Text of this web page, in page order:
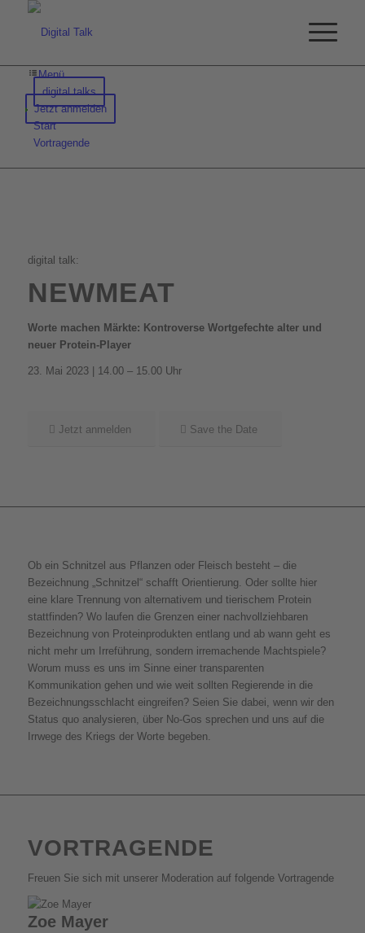
Menü
digital talks
Jetzt anmelden
Start
Vortragende
digital talk:
NEWMEAT
Worte machen Märkte: Kontroverse Wortgefechte alter und
neuer Protein-Player
23. Mai 2023 | 14.00 – 15.00 Uhr
Jetzt anmelden Save the Date
Ob ein Schnitzel aus Pflanzen oder Fleisch besteht – die
Bezeichnung „Schnitzel“ schafft Orientierung. Oder sollte hier
eine klare Trennung von alternativem und tierischem Protein
stattfinden? Wo laufen die Grenzen einer nachvollziehbaren
Bezeichnung von Proteinprodukten entlang und ab wann geht es
nicht mehr um Irreführung, sondern irremachende Machtspiele?
Worum muss es uns im Sinne einer transparenten
Kommunikation gehen und wie weit sollten Regierende in die
Bezeichnungsschlacht eingreifen? Seien Sie dabei, wenn wir den
Status quo analysieren, über No-Gos sprechen und uns auf die
Irrwege des Kriegs der Worte begeben.
VORTRAGENDE
Freuen Sie sich mit unserer Moderation auf folgende Vortragende
Zoe Mayer